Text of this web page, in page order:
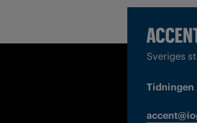
Sveriges
Tidningen